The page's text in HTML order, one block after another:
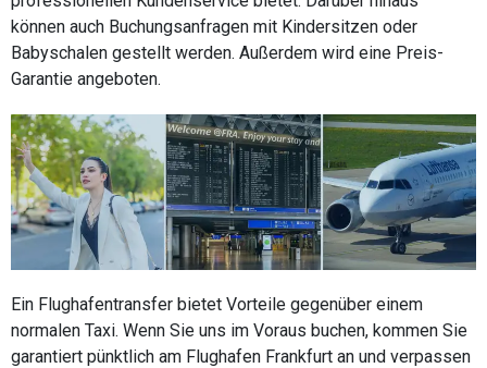
können auch Buchungsanfragen mit Kindersitzen oder
Babyschalen gestellt werden. Außerdem wird eine Preis-
Garantie angeboten.
Ein Flughafentransfer bietet Vorteile gegenüber einem
normalen Taxi. Wenn Sie uns im Voraus buchen, kommen Sie
garantiert pünktlich am Flughafen Frankfurt an und verpassen